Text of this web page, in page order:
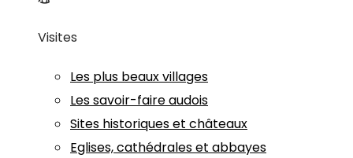
Visites
Les plus beaux villages
Les savoir-faire audois
Sites historiques et châteaux
Eglises, cathédrales et abbayes